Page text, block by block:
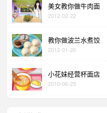
美女教你做牛肉面
2012-02-22
教你做波兰水煮饺
2012-01-20
小花妹经营杯面店
2010-06-25